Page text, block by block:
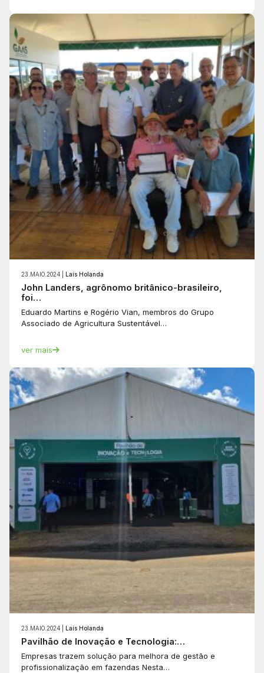
23.MAIO.2024 | Laís Holanda
John Landers, agrônomo britânico-brasileiro,
foi…
Eduardo Martins e Rogério Vian, membros do Grupo
Associado de Agricultura Sustentável…
ver mais
23.MAIO.2024 | Laís Holanda
Pavilhão de Inovação e Tecnologia:…
Empresas trazem solução para melhora de gestão e
profissionalização em fazendas Nesta…